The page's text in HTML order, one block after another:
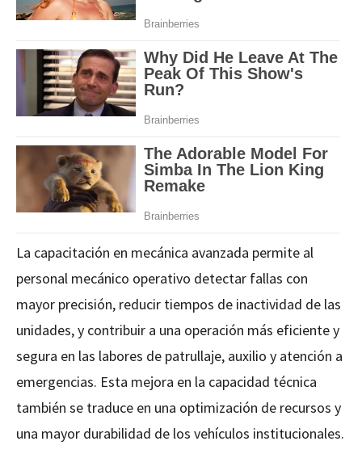
La capacitación en mecánica avanzada permite al
personal mecánico operativo detectar fallas con
mayor precisión, reducir tiempos de inactividad de las
unidades, y contribuir a una operación más eficiente y
segura en las labores de patrullaje, auxilio y atención a
emergencias. Esta mejora en la capacidad técnica
también se traduce en una optimización de recursos y
una mayor durabilidad de los vehículos institucionales.